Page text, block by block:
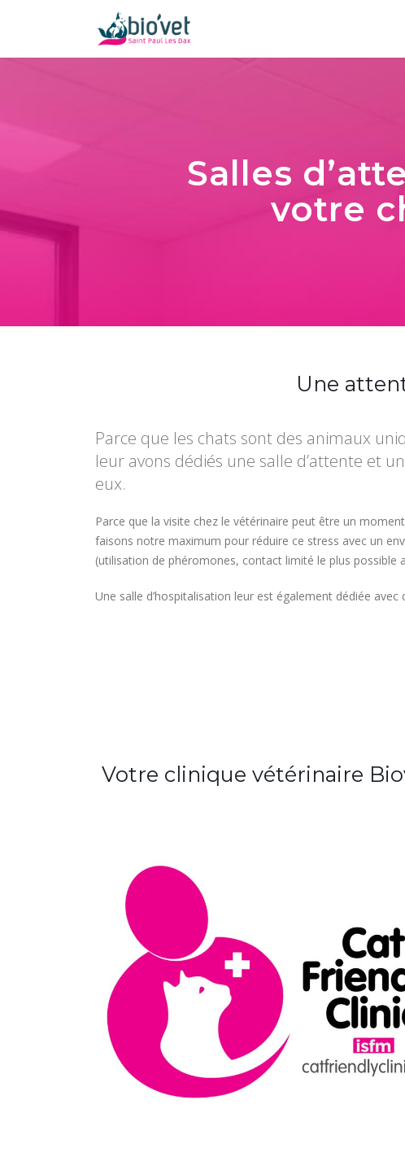
Salles
votre
Une
Parce que les chats sont des animaux
leur avons dédiés une salle d’attente et
eux.
Parce que la visite chez le vétérinaire peut être un
faisons notre maximum pour réduire ce stress avec un
(utilisation de phéromones, contact limité le plus possible
Une salle d’hospitalisation leur est également dédiée
Votre clinique vétérinaire